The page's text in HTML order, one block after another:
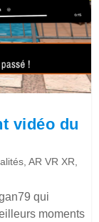
vidéo du
,AR VR XR,
qui
moments